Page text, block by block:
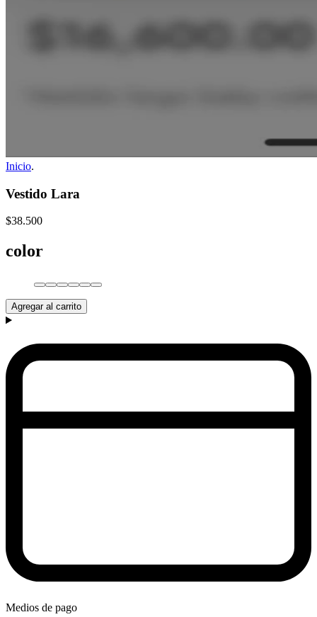
Inicio.
Vestido Lara
$38.500
color
Agregar al carrito
Medios de pago